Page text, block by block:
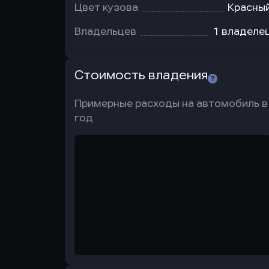
Цвет кузова
Владельцев 1
Стоимость владения
Примерные расходы на автомобиль в
год